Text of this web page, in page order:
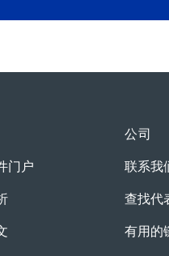
门户
公司
联系我
查找代
有用的